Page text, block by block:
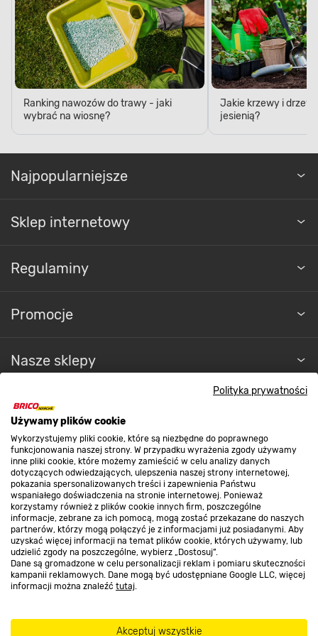
Polityka prywatności
Używamy plików cookie
Wykorzystujemy pliki cookie, które są niezbędne do poprawnego
funkcjonowania naszej strony. W przypadku wyrażenia zgody używamy
inne pliki cookie, które możemy zamieścić w celu analizy danych
dotyczących odwiedzających, ulepszenia naszej strony internetowej,
pokazania spersonalizowanych treści i zapewnienia Państwu
wspaniałego doświadczenia na stronie internetowej. Ponieważ
korzystamy również z plików cookie innych firm, poszczególne
informacje, zebrane za ich pomocą, mogą zostać przekazane do naszych
partnerów, którzy mogą połączyć je z informacjami już posiadanymi. Aby
uzyskać więcej informacji na temat plików cookie, których używamy, lub
udzielić zgody na poszczególne, wybierz „Dostosuj”.
Dane są gromadzone w celu personalizacji reklam i pomiaru skuteczności
kampanii reklamowych. Dane mogą być udostępniane Google LLC, więcej
informacji można znaleźć tutaj.
Akceptuj wszystkie
nim poprawisz kwitnienie roślin i stworzysz ogród
swoich marzeń.
ZAPEWNIA INTENSYWNĄ BARWĘ KWIATÓW
Piękny wygląd kwiatów
Za pomocą tego nawozu nie tylko zadbasz
o zdrowy i prawidłowy rozwój, ale także
intensywną barwę kwiatów i liści. Stwórz ogród
swoich marzeń, który będzie się wyróżniać feerią
kolorów.
Ranking nawozów do trawy - jaki
wybrać na wiosnę?
Jakie krzewy i
jesienią?
Najpopularniejsze
Sklep internetowy
Regulaminy
Promocje
Nasze sklepy
O nas
Kontakt do sklepu
Strefa biznesu
Dołącz do nas